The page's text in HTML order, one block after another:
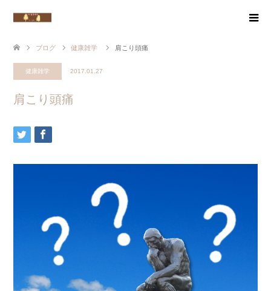
ブログ 健康雑学 肩こり頭痛
健康雑学 2017.01.27
肩こり頭痛